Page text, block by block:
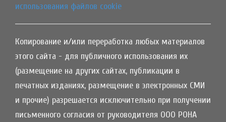
использования файлов cookie
Копирование и/или переработка любых материалов
этого сайта - для публичного использования их
(размещение на других сайтах, публикации в
печатных изданиях, размещение в электронных СМИ
и прочие) разрешается исключительно при получении
письменного согласия от руководителя ООО РОНА